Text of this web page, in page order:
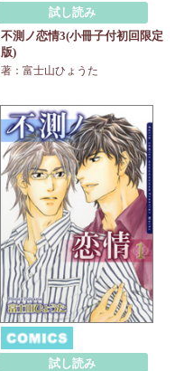
試し読み
不測ノ恋情3(小冊子付初回限定
版)
著：富士山ひょうた
試し読み